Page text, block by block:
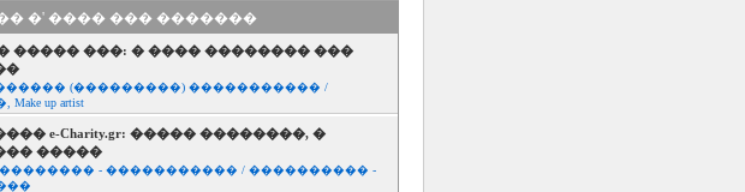
�' ���� ��� �������
����� ���: � ���� �������� ���
(���������) ����������� /
up artist
e-Charity.gr: ����� ��������, �
�����
- ����������� / ���������� -